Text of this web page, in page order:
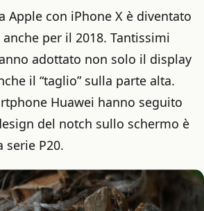
Apple con iPhone X è diventato
per il 2018. Tantissimi
adottato non solo il display
il “taglio” sulla parte alta.
Huawei hanno seguito
del notch sullo schermo è
serie P20.